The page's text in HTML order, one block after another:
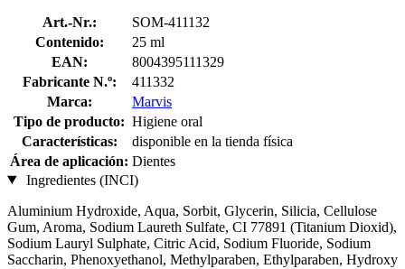
Art.-Nr.:
SOM-411132
Contenido:
25 ml
EAN:
8004395111329
Fabricante N.º:
411332
Marca:
Marvis
Tipo de producto: Higiene oral
Características:
disponible en la tienda física
Área de aplicación: Dientes
Ingredientes (INCI)
Aluminium Hydroxide, Aqua, Sorbit, Glycerin, Silicia, Cellulose
Gum, Aroma, Sodium Laureth Sulfate, CI 77891 (Titanium Dioxid),
Sodium Lauryl Sulphate, Citric Acid, Sodium Fluoride, Sodium
Saccharin, Phenoxyethanol, Methylparaben, Ethylparaben, Hydroxy